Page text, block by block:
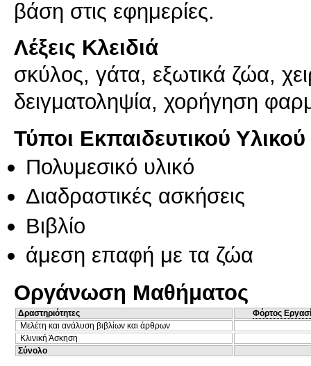
βάση στις εφημερίες.
Λέξεις Κλειδιά
σκύλος, γάτα, εξωτικά ζώα,
δειγματοληψία, χορήγηση
Τύποι Εκπαιδευτικού Υλικού
Πολυμεσικό υλικό
Διαδραστικές ασκήσεις
Βιβλίο
άμεση επαφή με τα ζώα
Οργάνωση Μαθήματος
Δραστηριότητες
Φόρτος
Μελέτη και ανάλυση βιβλίων και άρθρων
Κλινική Άσκηση
Σύνολο